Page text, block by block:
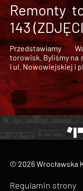
Remonty
143
Przedstawiamy
torowisk. Byliśmy na
i ul. Nowowiejskiej i
© 2026 Wrocławska
Regulamin strony